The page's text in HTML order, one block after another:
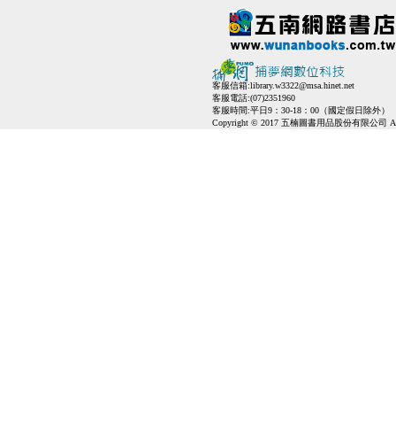
客服信箱:library.w3322@msa.hinet.net
客服電話:(07)2351960
客服時間:平日9：30-18：00（國定假日除外）
Copyright © 2017 五楠圖書用品股份有限公司